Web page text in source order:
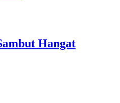
Hangat